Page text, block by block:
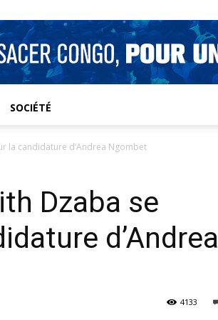
SOCIÉTÉ
la candidature d’Andrea Ngombet
Dzaba se
d’Andrea
4133